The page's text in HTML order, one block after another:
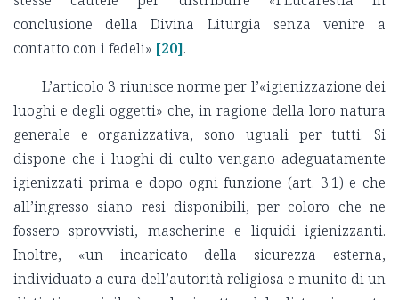
conclusione della Divina Liturgia senza venire a
contatto con i fedeli» [20].
L’articolo 3 riunisce norme per l’«igienizzazione dei
luoghi e degli oggetti» che, in ragione della loro natura
generale e organizzativa, sono uguali per tutti. Si
dispone che i luoghi di culto vengano adeguatamente
igienizzati prima e dopo ogni funzione (art. 3.1) e che
all’ingresso siano resi disponibili, per coloro che ne
fossero sprovvisti, mascherine e liquidi igienizzanti.
Inoltre, «un incaricato della sicurezza esterna,
individuato a cura dell’autorità religiosa e munito di un